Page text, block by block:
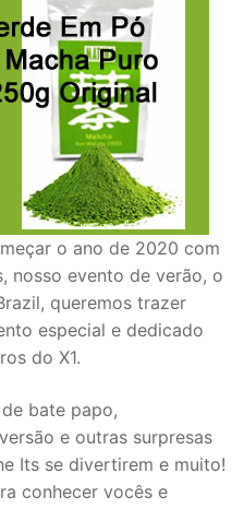
o ano de 2020 com
nosso evento de verão, o
queremos trazer
especial e dedicado
do X1.⠀
bate papo,
e outras surpresas
Its se divertirem e muito!
conhecer vocês e